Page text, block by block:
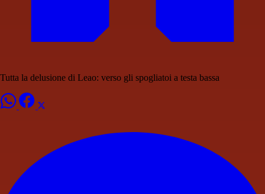
Tutta la delusione di Leao: verso gli spogliatoi a testa bassa